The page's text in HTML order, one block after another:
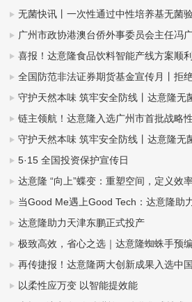
无菌快讯丨一次性通过中性培养基无菌验证！达意隆
广州市政协港澳台侨外事委员会主任冯广
喜报！达意隆食品饮料智能产线方案顺利通过
全国防范非法证券期货基金宣传月丨拒绝非法
守护天然本味 筑牢安全防线丨达意隆无菌线赋能中性植
链主领航！达意隆入选广州市首批战略
守护天然本味 筑牢安全防线丨达意隆无菌线赋能中性植
5·15 全国投资保护宣传日
达意隆 “向上”蝶变：重塑空间，定义效
当Good Me遇上Good Tech：达意隆助力
达意隆助力天津东鹏正式投产
极致高效，省心之选｜达意隆蜘蛛手预
再传捷报！达意隆两大创新成果入选中国机械工业联合会发布
以柔性应万变 以智能提效能